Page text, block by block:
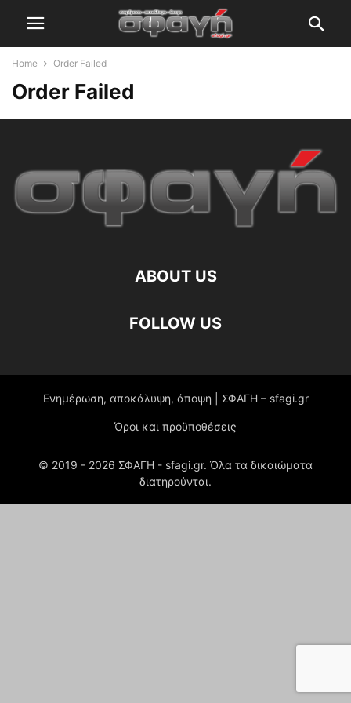
Home Order Failed
Order Failed
ABOUT US
FOLLOW US
Ενημέρωση, αποκάλυψη, άποψη | ΣΦΑΓΗ – sfagi.gr
Όροι και προϋποθέσεις
© 2019 - 2026 ΣΦΑΓΗ - sfagi.gr. Όλα τα δικαιώματα
διατηρούνται.